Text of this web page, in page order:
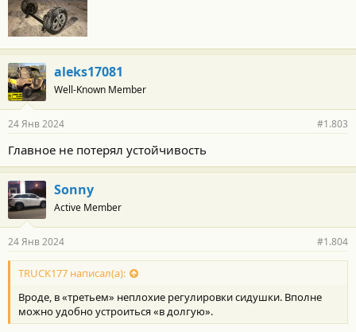
aleks17081
Well-Known Member
24 Янв 2024 #1.803
Главное не потерял устойчивость
Sonny
Active Member
24 Янв 2024 #1.804
TRUCK177 написал(а):
Вроде, в «третьем» неплохие регулировки сидушки. Вполне
можно удобно устроиться «в долгую».